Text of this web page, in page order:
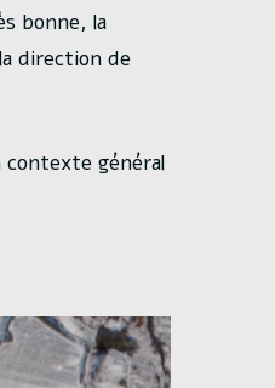
bonne, la
direction de
général